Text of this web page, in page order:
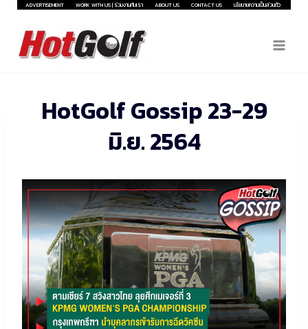
Skip
content
ADVERTISEMENT WORK WITH US | ร่วมงานกับเรา ABOUT US CONTACT US นโยบายความเป็นส่วนตัว
HotGolf Gossip 23-29
มิ.ย. 2564